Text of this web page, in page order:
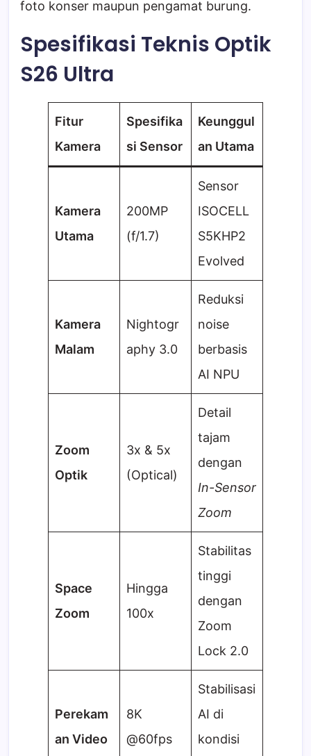
foto konser maupun pengamat burung.
Spesifikasi Teknis Optik
S26 Ultra
Fitur
Kamera
Spesifika
si Sensor
Keunggul
an Utama
Kamera
Utama
200MP
(f/1.7)
Sensor
ISOCELL
S5KHP2
Evolved
Kamera
Malam
Nightogr
aphy 3.0
Reduksi
noise
berbasis
AI NPU
Zoom
Optik
3x & 5x
(Optical)
Detail
tajam
dengan
In-Sensor
Zoom
Space
Zoom
Hingga
100x
Stabilitas
tinggi
dengan
Zoom
Lock 2.0
Perekam
an Video
8K
@60fps
Stabilisasi
AI di
kondisi